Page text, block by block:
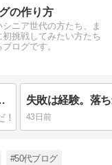
の作り方
ニア世代の方たち、ま
挑戦してみたい方たち
ログです。
を形を変えて運んでくる
43日前
#50代ブログ